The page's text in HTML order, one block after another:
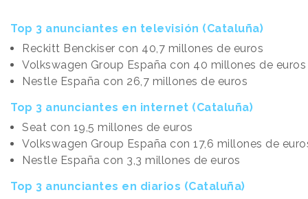
Top 3 anunciantes en televisión (Cataluña)
Reckitt Benckiser con 40,7 millones de euros
Volkswagen Group España con 40 millones de euros
Nestle España con 26,7 millones de euros
Top 3 anunciantes en internet (Cataluña)
Seat con 19,5 millones de euros
Volkswagen Group España con 17,6 millones de
Nestle España con 3,3 millones de euros
Top 3 anunciantes en diarios (Cataluña)